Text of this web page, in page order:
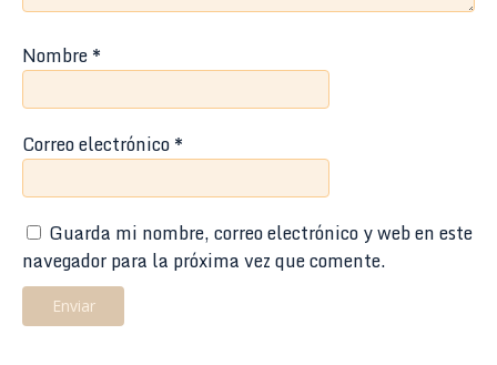
Nombre*
Correo electrónico*
Guarda mi nombre, correo electrónico y web en este
navegador para la próxima vez que comente.